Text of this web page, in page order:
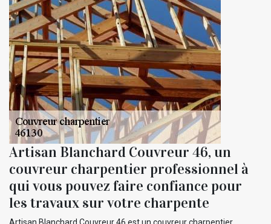
Artisan Blanchard Couvreur 46, un
couvreur charpentier professionnel à
qui vous pouvez faire confiance pour
les travaux sur votre charpente